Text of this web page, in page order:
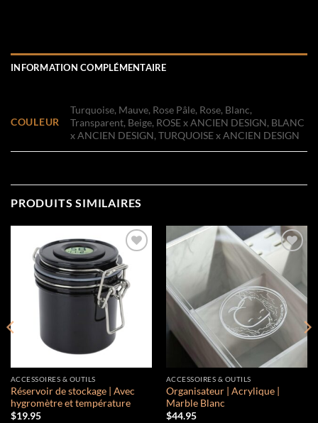
INFORMATION COMPLÉMENTAIRE
COULEUR
Turquoise, Mauve, Rose Pâle, Rose, Blanc,
Transparent, Beige, ROSE x ANCIEN DESIGN, BLANC
x ANCIEN DESIGN, TURQUOISE x ANCIEN DESIGN
PRODUITS SIMILAIRES
Add to
wishlist
ACCESSOIRES & OUTILS
Réservoir de stockage | Avec
hygromètre et température
$19.95
Add to
wishlist
ACCESSOIRES & OUTILS
Organisateur | Acrylique |
Marble Blanc
$44.95